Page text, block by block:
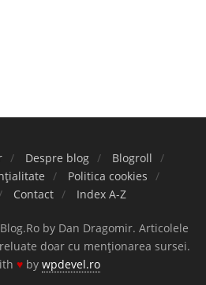
Despre blog
Blogroll
Politica cookies
Contact Index A-Z
by Dan Dragomir. Articolele
doar cu menționarea sursei.
♥ by wpdevel.ro